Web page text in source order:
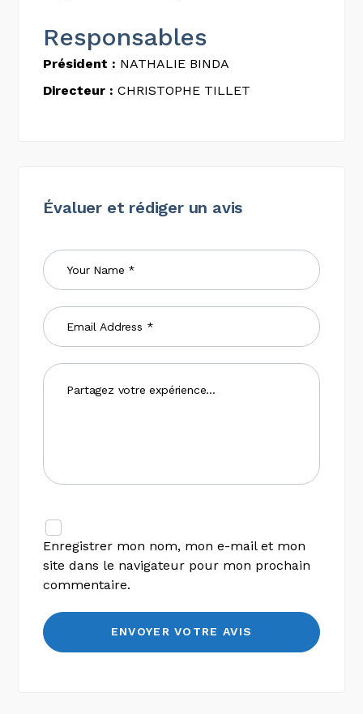
Responsables
Président : NATHALIE BINDA
Directeur : CHRISTOPHE TILLET
Évaluer et rédiger un avis
Enregistrer mon nom, mon e-mail et mon
site dans le navigateur pour mon prochain
commentaire.